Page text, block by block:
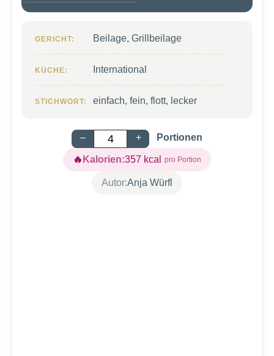
GERICHT: Beilage, Grillbeilage
KÜCHE: International
STICHWORT: einfach, fein, flott, lecker
– + Portionen
Kalorien:357 kcal
Autor:Anja Würfl